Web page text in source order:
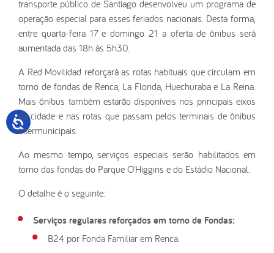
transporte público de Santiago desenvolveu um programa de
operação especial para esses feriados nacionais. Desta forma,
entre quarta-feira 17 e domingo 21 a oferta de ônibus será
aumentada das 18h às 5h30.
A Red Movilidad reforçará as rotas habituais que circulam em
torno de fondas de Renca, La Florida, Huechuraba e La Reina.
Mais ônibus também estarão disponíveis nos principais eixos
da cidade e nas rotas que passam pelos terminais de ônibus
intermunicipais.
Ao mesmo tempo, serviços especiais serão habilitados em
torno das fondas do Parque O’Higgins e do Estádio Nacional.
O detalhe é o seguinte:
Serviços regulares reforçados em torno de Fondas:
B24 por Fonda Familiar em Renca.